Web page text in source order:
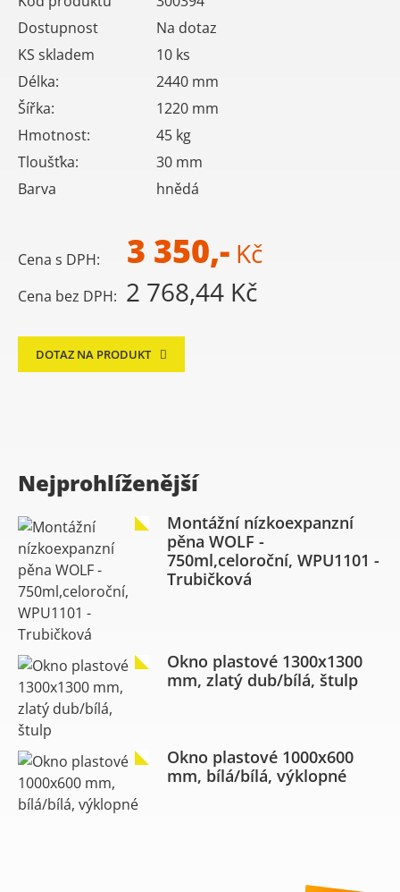
Dostupnost
Na dotaz
KS skladem
10 ks
Délka:
2440 mm
Šířka:
1220 mm
Hmotnost:
45 kg
Tloušťka:
30 mm
Barva
hnědá
Cena s DPH: 3 350,- Kč
Cena bez DPH: 2 768,44 Kč
DOTAZ NA PRODUKT
Nejprohlíženější
Montážní nízkoexpanzní
pěna WOLF -
750ml,celoroční, WPU1101 -
Trubičková
Okno plastové 1300x1300
mm, zlatý dub/bílá, štulp
Okno plastové 1000x600
mm, bílá/bílá, výklopné